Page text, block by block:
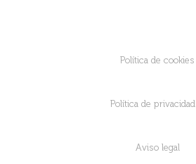
Política de cookies
Política de privacidad
Aviso legal